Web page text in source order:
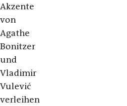
Akzente
von
Agathe
Bonitzer
und
Vladimir
Vulević
verleihen